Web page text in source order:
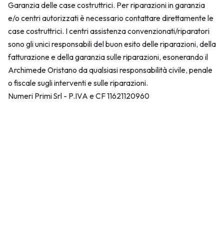
Garanzia delle case costruttrici. Per riparazioni in garanzia
e/o centri autorizzati è necessario contattare direttamente le
case costruttrici. I centri assistenza convenzionati/riparatori
sono gli unici responsabili del buon esito delle riparazioni, della
fatturazione e della garanzia sulle riparazioni, esonerando il
Archimede Oristano da qualsiasi responsabilità civile, penale
o fiscale sugli interventi e sulle riparazioni.
Numeri Primi Srl - P.IVA e CF 11621120960